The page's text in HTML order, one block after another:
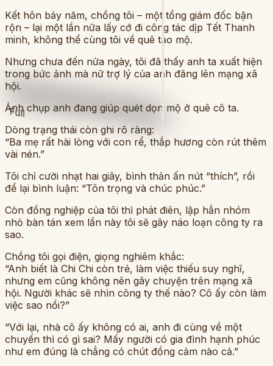
Full
Kết hôn bảy năm, chồng tôi – một tổng giám đốc bận
rộn – lại một lần nữa lấy cớ đi công tác dịp Tết Thanh
minh, không thể cùng tôi về quê tảo mộ.
Nhưng chưa đến nửa ngày, tôi đã thấy anh ta xuất hiện
trong bức ảnh mà nữ trợ lý của anh đăng lên mạng xã
hội.
Ảnh chụp anh đang giúp quét dọn mộ ở quê cô ta.
Dòng trạng thái còn ghi rõ ràng:
“Ba mẹ rất hài lòng với con rể, thắp hương còn rút thêm
vài nén.”
Tôi chỉ cười nhạt hai giây, bình thản ấn nút “thích”, rồi
để lại bình luận: “Tôn trọng và chúc phúc.”
Còn đồng nghiệp của tôi thì phát điên, lập hẳn nhóm
nhỏ bàn tán xem lần này tôi sẽ gây náo loạn công ty ra
sao.
Chồng tôi gọi điện, giọng nghiêm khắc:
“Anh biết là Chi Chi còn trẻ, làm việc thiếu suy nghĩ,
nhưng em cũng không nên gây chuyện trên mạng xã
hội. Người khác sẽ nhìn công ty thế nào? Cô ấy còn làm
việc sao nổi?”
“Với lại, nhà cô ấy không có ai, anh đi cùng về một
chuyến thì có gì sai? Mấy người có gia đình hạnh phúc
như em đúng là chẳng có chút đồng cảm nào cả.”